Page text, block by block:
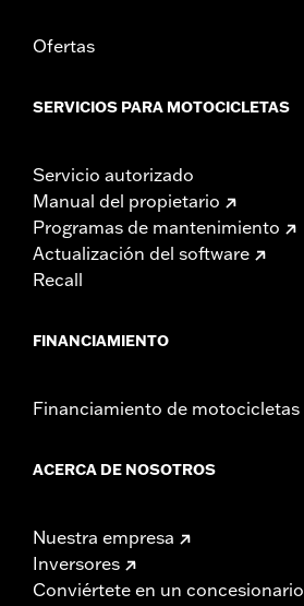
Ofertas
SERVICIOS PARA MOTOCICLETAS
Servicio autorizado
Manual del propietario
Programas de mantenimiento
Actualización del software
Recall
FINANCIAMIENTO
Financiamiento de motocicletas
ACERCA DE NOSOTROS
Nuestra empresa
Inversores
Conviértete en un concesionario